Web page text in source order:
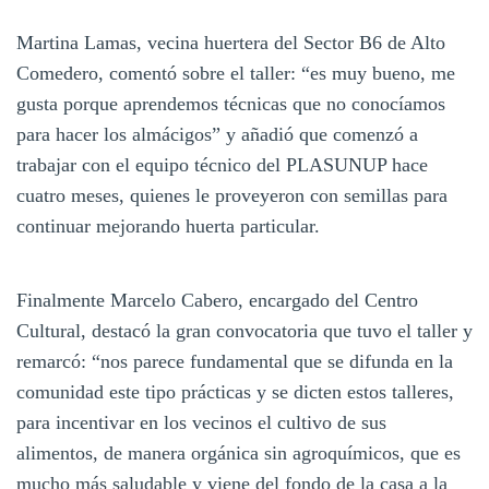
Martina Lamas, vecina huertera del Sector B6 de Alto
Comedero, comentó sobre el taller: “es muy bueno, me
gusta porque aprendemos técnicas que no conocíamos
para hacer los almácigos” y añadió que comenzó a
trabajar con el equipo técnico del PLASUNUP hace
cuatro meses, quienes le proveyeron con semillas para
continuar mejorando huerta particular.
Finalmente Marcelo Cabero, encargado del Centro
Cultural, destacó la gran convocatoria que tuvo el taller y
remarcó: “nos parece fundamental que se difunda en la
comunidad este tipo prácticas y se dicten estos talleres,
para incentivar en los vecinos el cultivo de sus
alimentos, de manera orgánica sin agroquímicos, que es
mucho más saludable y viene del fondo de la casa a la